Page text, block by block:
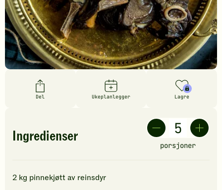
Del Ukeplanlegger Lagre
Ingredienser
porsjoner
2 kg pinnekjøtt av reinsdyr